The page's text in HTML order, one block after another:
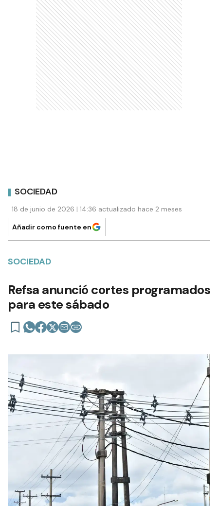
SOCIEDAD
18 de junio de 2026 | 14:36 actualizado hace 2 meses
Añadir como fuente en
SOCIEDAD
Refsa anunció cortes programados
para este sábado